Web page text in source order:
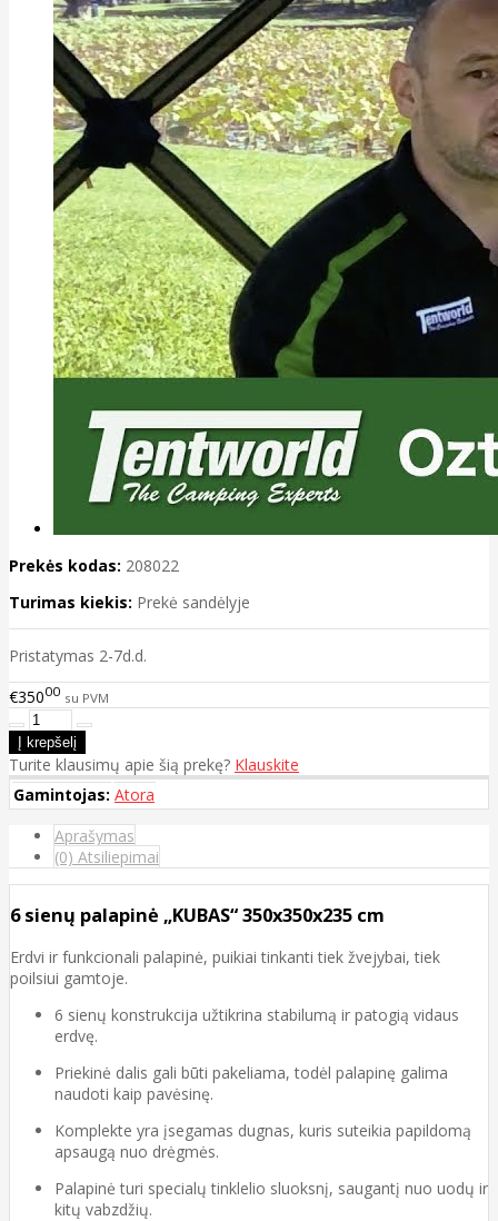
Prekės kodas: 208022
Turimas kiekis: Prekė sandėlyje
Pristatymas 2-7d.d.
€35000 su PVM
Turite klausimų apie šią prekę? Klauskite
Gamintojas: Atora
Aprašymas
(0) Atsiliepimai
6 sienų palapinė „KUBAS“ 350x350x235 cm
Erdvi ir funkcionali palapinė, puikiai tinkanti tiek žvejybai, tiek
poilsiui gamtoje.
6 sienų konstrukcija užtikrina stabilumą ir patogią vidaus
erdvę.
Priekinė dalis gali būti pakeliama, todėl palapinę galima
naudoti kaip pavėsinę.
Komplekte yra įsegamas dugnas, kuris suteikia papildomą
apsaugą nuo drėgmės.
Palapinė turi specialų tinklelio sluoksnį, saugantį nuo uodų ir
kitų vabzdžių.